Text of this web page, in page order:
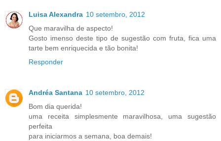
Luisa Alexandra 10 setembro, 2012
Que maravilha de aspecto!
Gosto imenso deste tipo de sugestão com fruta, fica uma
tarte bem enriquecida e tão bonita!
Responder
Andréa Santana 10 setembro, 2012
Bom dia querida!
uma receita simplesmente maravilhosa, uma sugestão
perfeita
para iniciarmos a semana, boa demais!